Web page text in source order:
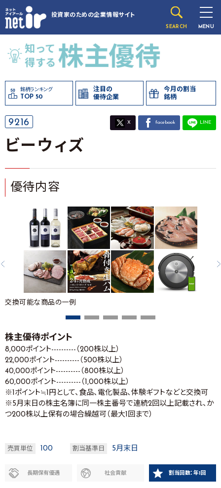
投資家のための企業情報サイト
SEARCH MENU
銘柄ランキング
TOP 50
注目の
優待企業
今月の割当
銘柄
9216 X facebook LINE
ビーウィズ
優待内容
交換可能な商品の一例
株主優待ポイント
8,000ポイント----------（200株以上）
22,000ポイント----------（500株以上）
40,000ポイント----------（800株以上）
60,000ポイント----------（1,000株以上）
※1ポイント≒1円として、食品、電化製品、体験ギフトなどと交換可
※5月末日の株主名簿に同一株主番号で連続2回以上記載され、か
つ200株以上保有の場合繰越可（最大1回まで）
売買単位 100 割当基準日 5月末日
長期保有優遇 社会貢献 割当回数：年1回